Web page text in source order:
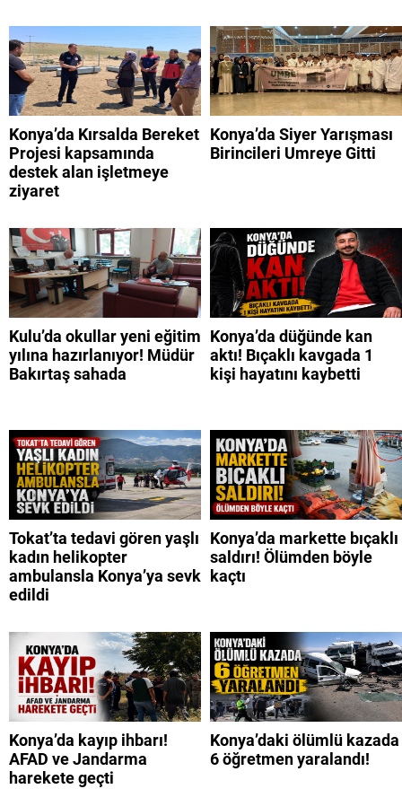
Konya’da Kırsalda Bereket
Projesi kapsamında
destek alan işletmeye
ziyaret
Konya’da Siyer Yarışması
Birincileri Umreye Gitti
Kulu’da okullar yeni eğitim
yılına hazırlanıyor! Müdür
Bakırtaş sahada
Konya’da düğünde kan
aktı! Bıçaklı kavgada 1
kişi hayatını kaybetti
Tokat’ta tedavi gören yaşlı
kadın helikopter
ambulansla Konya’ya sevk
edildi
Konya’da markette bıçaklı
saldırı! Ölümden böyle
kaçtı
Konya’da kayıp ihbarı!
AFAD ve Jandarma
harekete geçti
Konya’daki ölümlü kazada
6 öğretmen yaralandı!